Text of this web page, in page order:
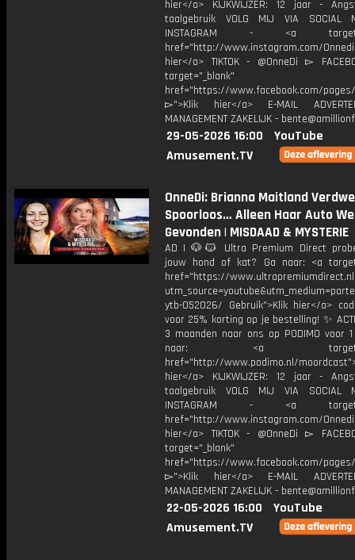
hier</a> KIJKWIJZER: 12 jaar -
taalgebruik VOLG MIJ VIA SOCIAL
INSTAGRAM - <a
href="http://www.instagram.com/
hier</a> TIKTOK - @OnneDi ▻
target="_blank"
href="https://www.facebook.com/pages/
▻">Klik hier</a> E-MAIL
MANAGEMENT ZAKELIJK -
29-05-2026 16:00
YouTube
Amusement.TV
OnneDi: Brianna Maitland
Spoorloos… Alleen Haar Auto
Gevonden | MISDAAD & MYSTERIE
AD | 🐶🐱 Ultra Premium Direct
jouw hond of kat? Ga naar: <a
href="https://
ytb-052026/ Gebruik">Klik hier</a>
voor 25% korting op je bestelling! ✨
3 maanden naar ons op PODIMO voor 1
naar: <a
href="http://www.podimo.nl/
hier</a> KIJKWIJZER: 12 jaar -
taalgebruik VOLG MIJ VIA SOCIAL
INSTAGRAM - <a
href="http://www.instagram.com/
hier</a> TIKTOK - @OnneDi ▻
target="_blank"
href="https://www.facebook.com/pages/
▻">Klik hier</a> E-MAIL
MANAGEMENT ZAKELIJK -
22-05-2026 16:00
YouTube
Amusement.TV